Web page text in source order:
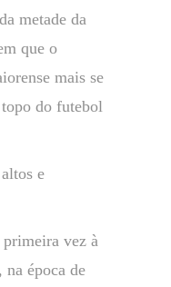
metade da
que o
mais se
do futebol
e
vez à
época de